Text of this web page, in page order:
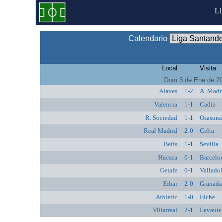
Calendario
Local Visita
Dom 3 de Ene de
Alaves
1-2 A.
Valencia
1-1 Cadiz
R. Sociedad
1-1 Osasuna
Real Madrid
2-0 Celta
Betis
1-1 Sevilla
Huesca
0-1
Getafe
0-1
Eibar
2-0 Granada
Athletic
1-0 Elche
Villarreal
2-1 Levante